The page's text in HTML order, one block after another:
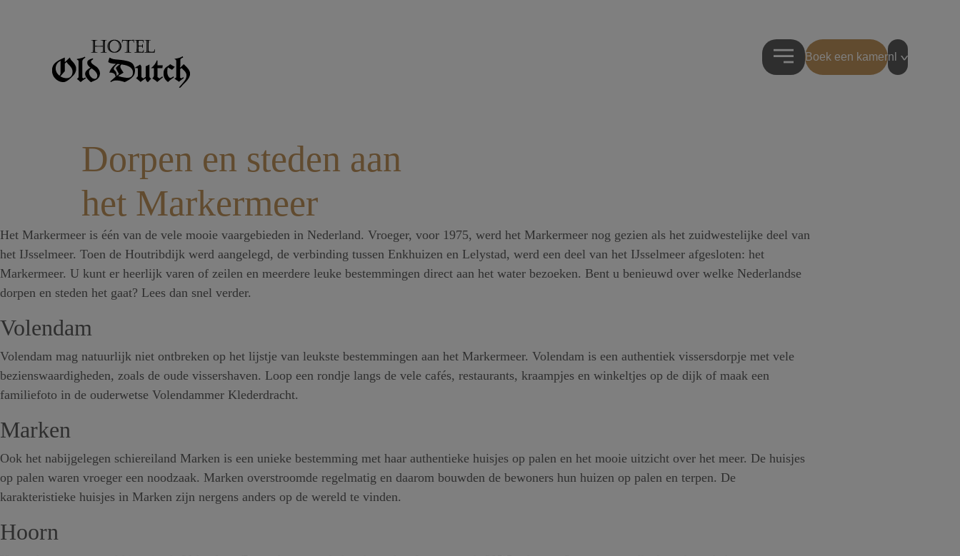
Boek een kamernl
Dorpen en steden aan
het Markermeer
Het Markermeer is één van de vele mooie vaargebieden in Nederland. Vroeger, voor 1975, werd het Markermeer nog gezien als het zuidwestelijke deel van
het IJsselmeer. Toen de Houtribdijk werd aangelegd, de verbinding tussen Enkhuizen en Lelystad, werd een deel van het IJsselmeer afgesloten: het
Markermeer. U kunt er heerlijk varen of zeilen en meerdere leuke bestemmingen direct aan het water bezoeken. Bent u benieuwd over welke Nederlandse
dorpen en steden het gaat? Lees dan snel verder.
Volendam
Volendam mag natuurlijk niet ontbreken op het lijstje van leukste bestemmingen aan het Markermeer. Volendam is een authentiek vissersdorpje met vele
bezienswaardigheden, zoals de oude vissershaven. Loop een rondje langs de vele cafés, restaurants, kraampjes en winkeltjes op de dijk of maak een
familiefoto in de ouderwetse Volendammer Klederdracht.
Marken
Ook het nabijgelegen schiereiland Marken is een unieke bestemming met haar authentieke huisjes op palen en het mooie uitzicht over het meer. De huisjes
op palen waren vroeger een noodzaak. Marken overstroomde regelmatig en daarom bouwden de bewoners hun huizen op palen en terpen. De
karakteristieke huisjes in Marken zijn nergens anders op de wereld te vinden.
Hoorn